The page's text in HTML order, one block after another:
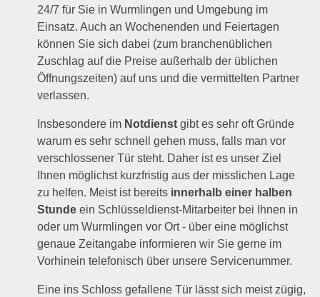
24/7 für Sie in Wurmlingen und Umgebung im
Einsatz. Auch an Wochenenden und Feiertagen
können Sie sich dabei (zum branchenüblichen
Zuschlag auf die Preise außerhalb der üblichen
Öffnungszeiten) auf uns und die vermittelten Partner
verlassen.
Insbesondere im Notdienst gibt es sehr oft Gründe
warum es sehr schnell gehen muss, falls man vor
verschlossener Tür steht. Daher ist es unser Ziel
Ihnen möglichst kurzfristig aus der misslichen Lage
zu helfen. Meist ist bereits innerhalb einer halben
Stunde ein Schlüsseldienst-Mitarbeiter bei Ihnen in
oder um Wurmlingen vor Ort - über eine möglichst
genaue Zeitangabe informieren wir Sie gerne im
Vorhinein telefonisch über unsere Servicenummer.
Eine ins Schloss gefallene Tür lässt sich meist zügig,